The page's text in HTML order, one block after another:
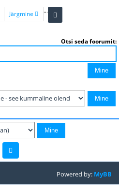
...
Järgmine
Otsi seda foorumit:
Powered by: MyBB